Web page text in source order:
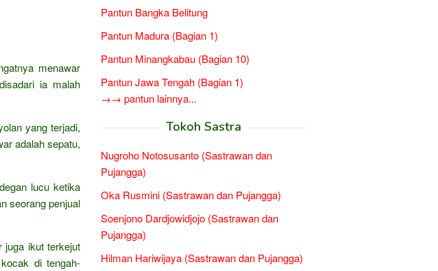
menawar
ia malah
yang terjadi,
adalah sepatu,
lucu ketika
seorang penjual
juga ikut terkejut
di tengah-
Pantun Bangka Belitung
Pantun Madura (Bagian 1)
Pantun Minangkabau (Bagian 10)
Pantun Jawa Tengah (Bagian 1)
→→ pantun lainnya...
Tokoh Sastra
Nugroho Notosusanto (Sastrawan dan
Pujangga)
Oka Rusmini (Sastrawan dan Pujangga)
Soenjono Dardjowidjojo (Sastrawan dan
Pujangga)
Hilman Hariwijaya (Sastrawan dan Pujangga)